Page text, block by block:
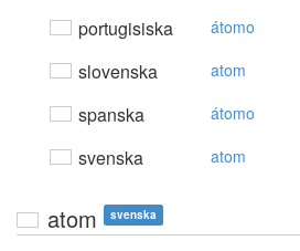
portugisiska átomo
slovenska atom
spanska átomo
svenska atom
atom svenska